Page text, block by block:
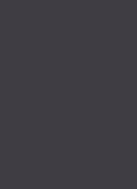
FÜR
FÜR
FÜR